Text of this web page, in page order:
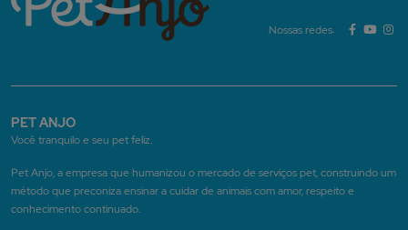
Nossas redes:
PET ANJO
Você tranquilo e seu pet feliz.
Pet Anjo, a empresa que humanizou o mercado de serviços pet, construindo um
método que preconiza ensinar a cuidar de animais com amor, respeito e
conhecimento continuado.